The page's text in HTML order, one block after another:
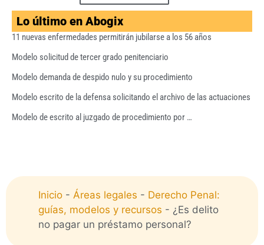
Lo último en Abogix
11 nuevas enfermedades permitirán jubilarse a los 56 años
Modelo solicitud de tercer grado penitenciario
Modelo demanda de despido nulo y su procedimiento
Modelo escrito de la defensa solicitando el archivo de las actuaciones
Modelo de escrito al juzgado de procedimiento por …
Inicio - Áreas legales - Derecho Penal:
guías, modelos y recursos - ¿Es delito
no pagar un préstamo personal?